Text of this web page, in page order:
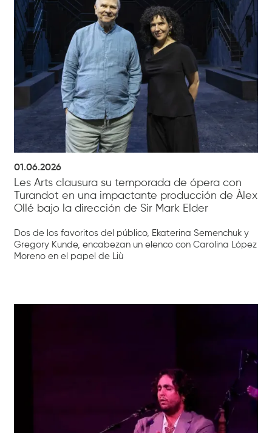
01.06.2026
Les Arts clausura su temporada de ópera con
Turandot en una impactante producción de Àlex
Ollé bajo la dirección de Sir Mark Elder
Dos de los favoritos del público, Ekaterina Semenchuk y
Gregory Kunde, encabezan un elenco con Carolina López
Moreno en el papel de Liù